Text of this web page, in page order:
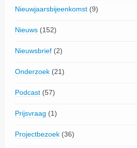
Nieuwjaarsbijeenkomst (9)
Nieuws (152)
Nieuwsbrief (2)
Onderzoek (21)
Podcast (57)
Prijsvraag (1)
Projectbezoek (36)